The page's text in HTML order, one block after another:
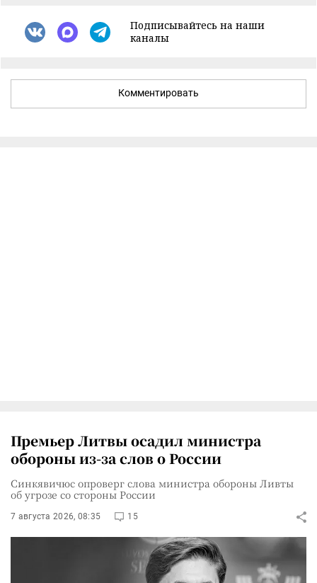
Подписывайтесь на наши
каналы
Комментировать
Премьер Литвы осадил министра
обороны из-за слов о России
Синкявичюс опроверг слова министра обороны Ливты
об угрозе со стороны России
7 августа 2026, 08:35 15